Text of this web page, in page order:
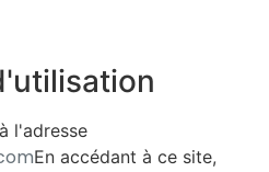
l'adresse
En accédant à ce site,